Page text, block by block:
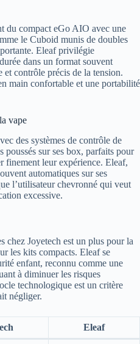
du compact eGo AIO avec une
le Cuboid munis de doubles
Eleaf privilégie
dans un format souvent
et contrôle précis de la tension.
main confortable et une portabilité
vape
des systèmes de contrôle de
poussés sur ses box, parfaits pour
finement leur expérience. Eleaf,
automatiques sur ses
l’utilisateur chevronné qui veut
excessive.
chez Joyetech est un plus pour la
les kits compacts. Eleaf se
enfant, reconnu comme une
à diminuer les risques
technologique est un critère
négliger.
Eleaf